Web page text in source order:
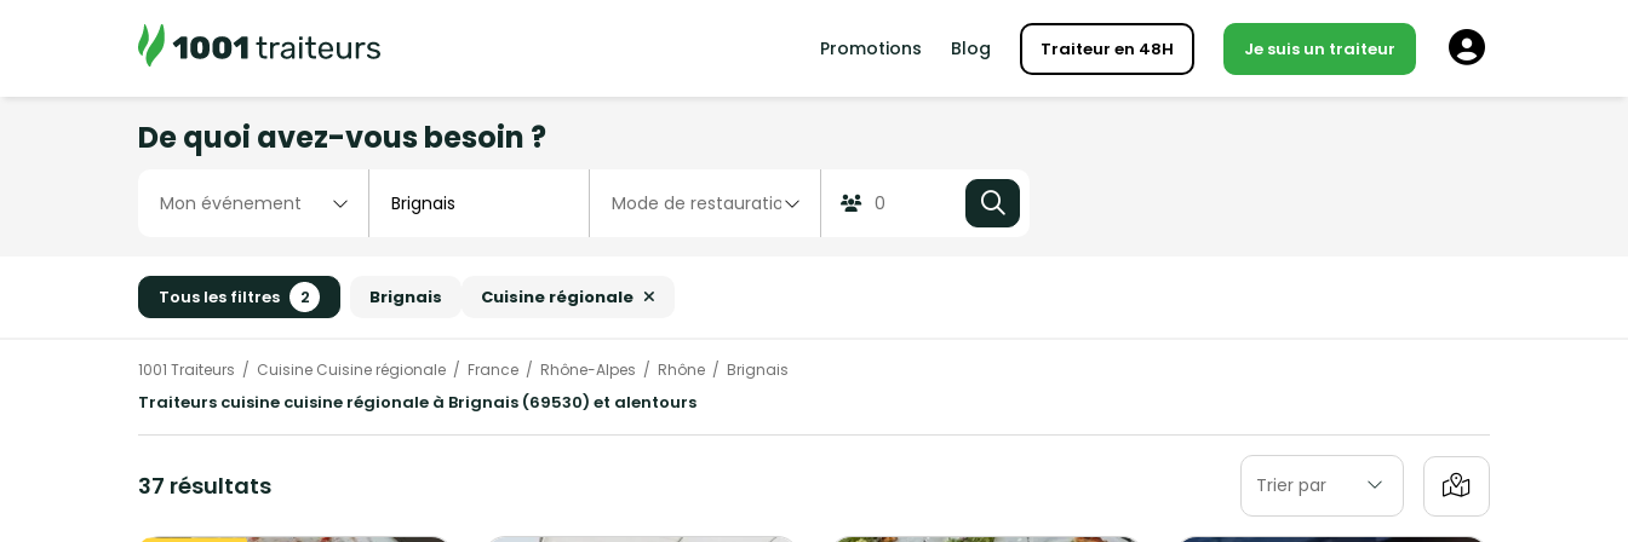
Promotions Blog Traiteur en 48H Je suis un traiteur
De quoi avez-vous besoin ?
Tous les filtres 2 Brignais Cuisine régionale
1001 Traiteurs Cuisine Cuisine régionale France Rhône-Alpes Rhône Brignais
Traiteurs cuisine cuisine régionale à Brignais (69530) et alentours
37 résultats Trier par